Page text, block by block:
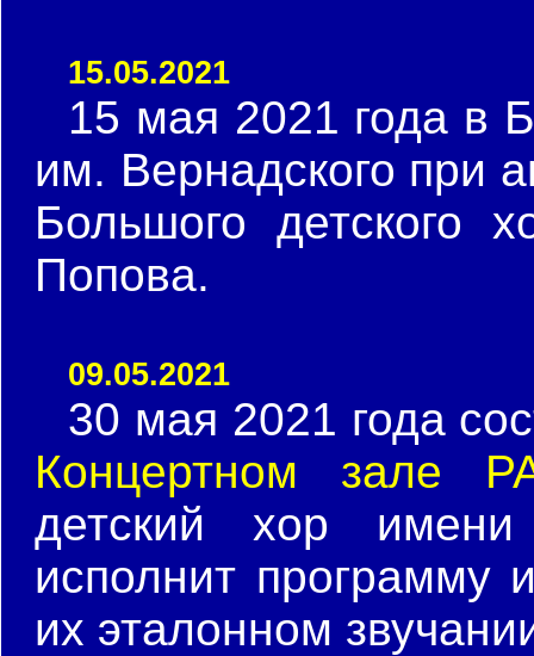
15.05.2021
15 мая 2021 года в
им. Вернадского при
Большого детского
Попова.
09.05.2021
30 мая 2021 года
Концертном зале
детский хор
исполнит программу
их эталонном